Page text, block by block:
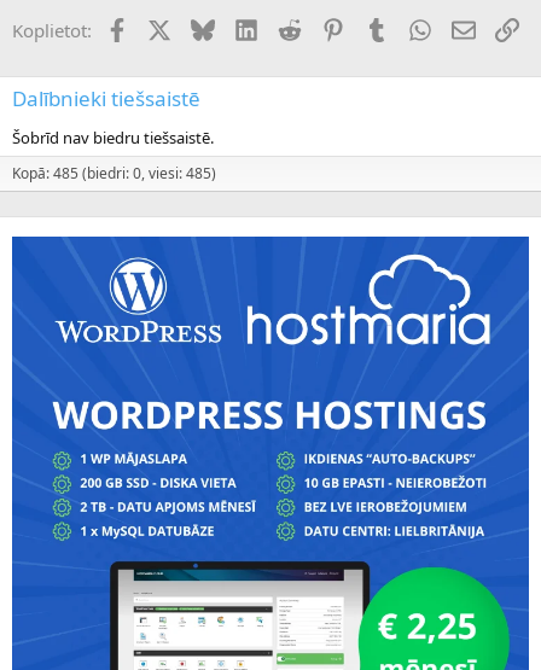
Koplietot: FacebookX (Twitter)
BlueskyLinkedInReddit PinterestTumblrWhatsApp
E-pasts
Dalībnieki tiešsaistē
Šobrīd nav biedru tiešsaistē.
Kopā: 485 (biedri: 0, viesi: 485)